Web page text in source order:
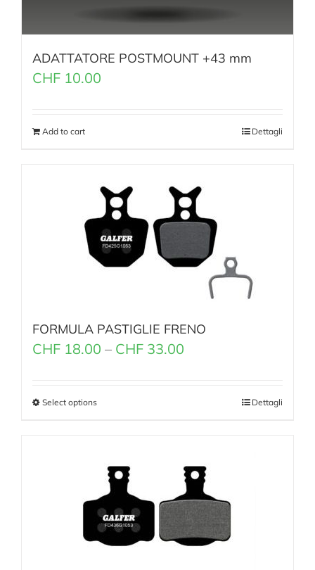
ADATTATORE POSTMOUNT +43 mm
CHF 10.00
Add to cart Dettagli
FORMULA PASTIGLIE FRENO
CHF 18.00 – CHF 33.00
Select options Dettagli